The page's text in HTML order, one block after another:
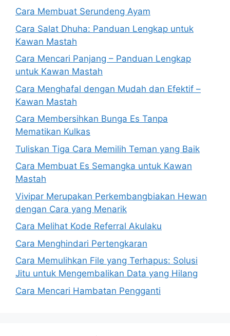
Cara Membuat Serundeng Ayam
Cara Salat Dhuha: Panduan Lengkap untuk
Kawan Mastah
Cara Mencari Panjang – Panduan Lengkap
untuk Kawan Mastah
Cara Menghafal dengan Mudah dan Efektif –
Kawan Mastah
Cara Membersihkan Bunga Es Tanpa
Mematikan Kulkas
Tuliskan Tiga Cara Memilih Teman yang Baik
Cara Membuat Es Semangka untuk Kawan
Mastah
Vivipar Merupakan Perkembangbiakan Hewan
dengan Cara yang Menarik
Cara Melihat Kode Referral Akulaku
Cara Menghindari Pertengkaran
Cara Memulihkan File yang Terhapus: Solusi
Jitu untuk Mengembalikan Data yang Hilang
Cara Mencari Hambatan Pengganti